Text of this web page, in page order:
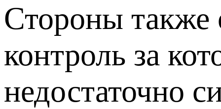
Стороны также
контроль за
недостаточно